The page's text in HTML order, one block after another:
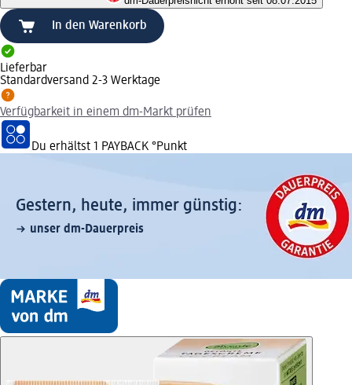
In den Warenkorb
Lieferbar
Standardversand 2-3 Werktage
Verfügbarkeit in einem dm-Markt prüfen
Du erhältst 1 PAYBACK °Punkt
Gestern, heute, immer günstig:
unser dm-Dauerpreis